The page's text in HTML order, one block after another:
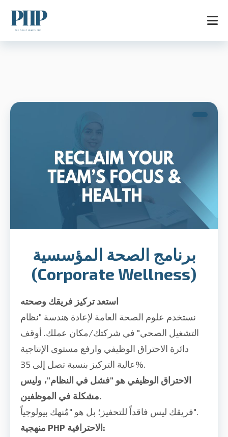
برنامج الصحة المؤسسية
(Corporate Wellness)
استعد تركيز فريقك وصحته
نستخدم علوم الصحة العامة لإعادة هندسة "نظام
التشغيل الصحي" في شركتك/مكان عملك. أوقف
دائرة الاحتراق الوظيفي وارفع مستوى الإنتاجية
عالية التركيز بنسبة تصل إلى 35%.
الاحتراق الوظيفي هو "فشل في النظام"، وليس
مشكلة في الموظفين.
فريقك ليس فاقداً للتحفيز؛ بل هو "مُنهك بيولوجياً".
منهجية PHP الاحترافية: